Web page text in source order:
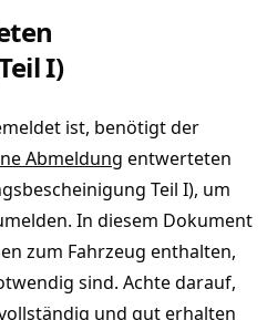
I)
ist, benötigt der
Abmeldung entwerteten
Teil I), um
In diesem Dokument
zum Fahrzeug enthalten,
sind. Achte darauf,
und gut erhalten